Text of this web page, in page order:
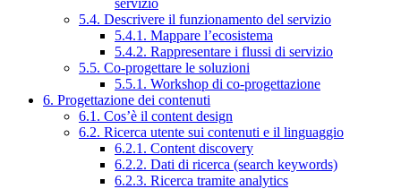
servizio
5.4. Descrivere il funzionamento del servizio
5.4.1. Mappare l’ecosistema
5.4.2. Rappresentare i flussi di servizio
5.5. Co-progettare le soluzioni
5.5.1. Workshop di co-progettazione
6. Progettazione dei contenuti
6.1. Cos’è il content design
6.2. Ricerca utente sui contenuti e il linguaggio
6.2.1. Content discovery
6.2.2. Dati di ricerca (search keywords)
6.2.3. Ricerca tramite analytics